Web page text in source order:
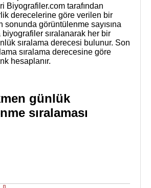
Biyografiler.com tarafından
derecelerine göre verilen bir
sonunda görüntülenme sayısına
sıralanarak her bir
sıralama derecesi bulunur. Son
sıralama derecesine göre
hesaplanır.
günlük
sıralaması